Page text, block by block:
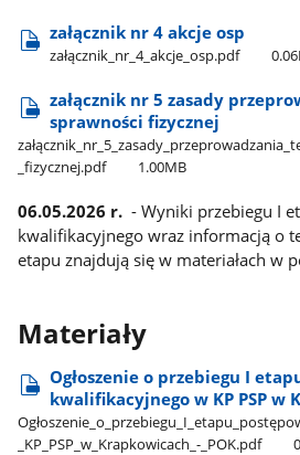
załącznik nr 4 akcje osp
załącznik​_nr​_4​_akcje​_osp.pdf
załącznik nr 5 zasady
sprawności fizycznej
_fizycznej.pdf
1.00MB
06.05.2026 r. - Wyniki przebiegu I
kwalifikacyjnego wraz informacją o
etapu znajdują się w materiałach w
Materiały
Ogłoszenie o przebiegu I
kwalifikacyjnego w KP PSP w
_KP​_PSP​_w​_Krapkowicach​_-​_POK.pdf